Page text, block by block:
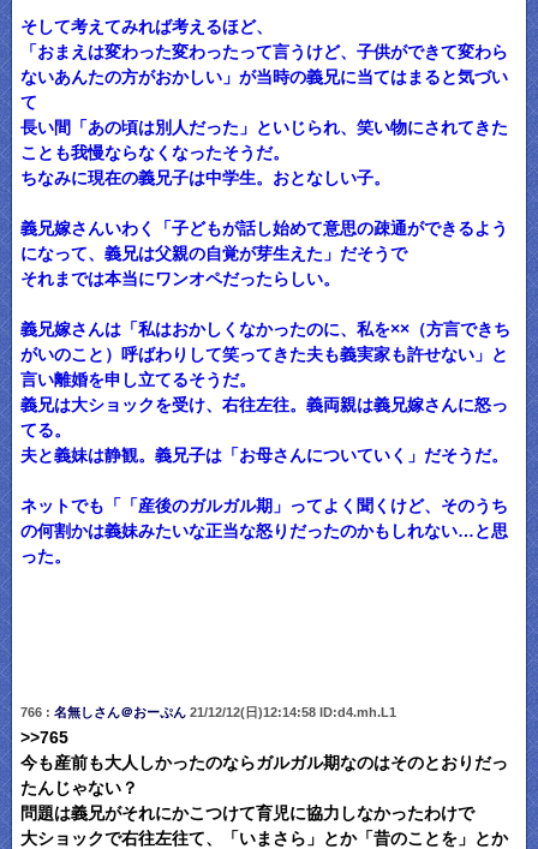
そして考えてみれば考えるほど、
「おまえは変わった変わったって言うけど、子供ができて変わら
ないあんたの方がおかしい」が当時の義兄に当てはまると気づい
て
長い間「あの頃は別人だった」といじられ、笑い物にされてきた
ことも我慢ならなくなったそうだ。
ちなみに現在の義兄子は中学生。おとなしい子。
義兄嫁さんいわく「子どもが話し始めて意思の疎通ができるよう
になって、義兄は父親の自覚が芽生えた」だそうで
それまでは本当にワンオペだったらしい。
義兄嫁さんは「私はおかしくなかったのに、私を××（方言できち
がいのこと）呼ばわりして笑ってきた夫も義実家も許せない」と
言い離婚を申し立てるそうだ。
義兄は大ショックを受け、右往左往。義両親は義兄嫁さんに怒っ
てる。
夫と義妹は静観。義兄子は「お母さんについていく」だそうだ。
ネットでも「「産後のガルガル期」ってよく聞くけど、そのうち
の何割かは義妹みたいな正当な怒りだったのかもしれない…と思
った。
766 : 名無しさん＠おーぷん21/12/12(日)12:14:58 ID:d4.mh.L1
>>765
今も産前も大人しかったのならガルガル期なのはそのとおりだっ
たんじゃない？
問題は義兄がそれにかこつけて育児に協力しなかったわけで
大ショックで右往左往て、「いまさら」とか「昔のことを」とか